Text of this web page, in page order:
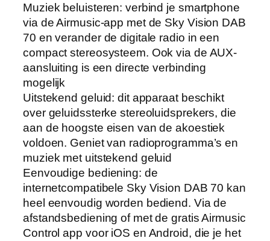
Muziek beluisteren: verbind je smartphone
via de Airmusic-app met de Sky Vision DAB
70 en verander de digitale radio in een
compact stereosysteem. Ook via de AUX-
aansluiting is een directe verbinding
mogelijk
Uitstekend geluid: dit apparaat beschikt
over geluidssterke stereoluidsprekers, die
aan de hoogste eisen van de akoestiek
voldoen. Geniet van radioprogramma’s en
muziek met uitstekend geluid
Eenvoudige bediening: de
internetcompatibele Sky Vision DAB 70 kan
heel eenvoudig worden bediend. Via de
afstandsbediening of met de gratis Airmusic
Control app voor iOS en Android, die je het